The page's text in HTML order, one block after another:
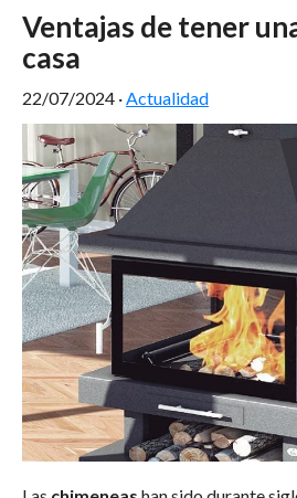
Ventajas de tener
casa
22/07/2024 ·Actualidad